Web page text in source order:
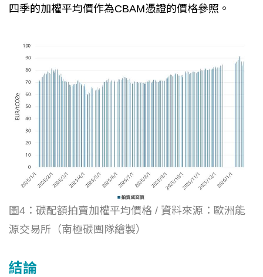
四季的加權平均價作為CBAM憑證的價格參照。
圖4：碳配額拍賣加權平均價格 / 資料來源：歐洲能
源交易所（南極碳團隊繪製）
結論